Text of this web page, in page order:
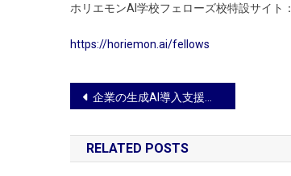
ホリエモンAI学校フェローズ校特設サイト：
https://horiemon.ai/fellows
投
稿
ナ
企業の生成AI導入支援事業に参入 新会社「オフショアカンパニー」を設立
RELATED POSTS